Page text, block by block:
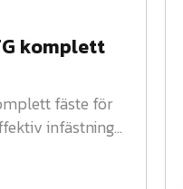
komplett
fäste för
infästning